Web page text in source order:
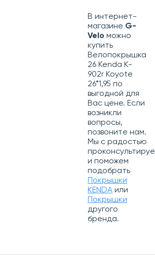
В интернет-
магазине G-
Velo можно
купить
Велопокрышка
26 Kenda K-
902r Koyote
26*1,95 по
выгодной для
Вас цене. Если
возникли
вопросы,
позвоните нам.
Мы с радостью
и поможем
подобрать
Покрышки
KENDA или
Покрышки
другого
бренда.